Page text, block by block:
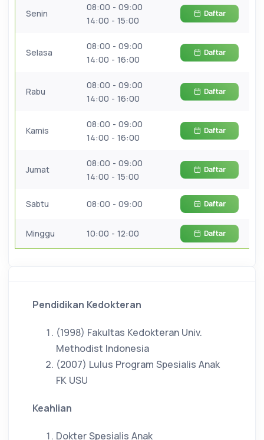
Senin
08:00 - 09:00
14:00 - 15:00
Daftar
Selasa
08:00 - 09:00
14:00 - 16:00
Daftar
Rabu
08:00 - 09:00
14:00 - 16:00
Daftar
Kamis
08:00 - 09:00
14:00 - 16:00
Daftar
Jumat
08:00 - 09:00
14:00 - 15:00
Daftar
Sabtu 08:00 - 09:00 Daftar
Minggu 10:00 - 12:00 Daftar
Pendidikan Kedokteran
(1998) Fakultas Kedokteran Univ.
Methodist Indonesia
(2007) Lulus Program Spesialis Anak
FK USU
Keahlian
Dokter Spesialis Anak